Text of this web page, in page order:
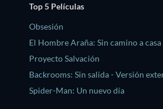
Top 5 Películas
Obsesión
El Hombre Araña: Sin camino a casa
Proyecto Salvación
Backrooms: Sin salida - Versión
Spider-Man: Un nuevo día